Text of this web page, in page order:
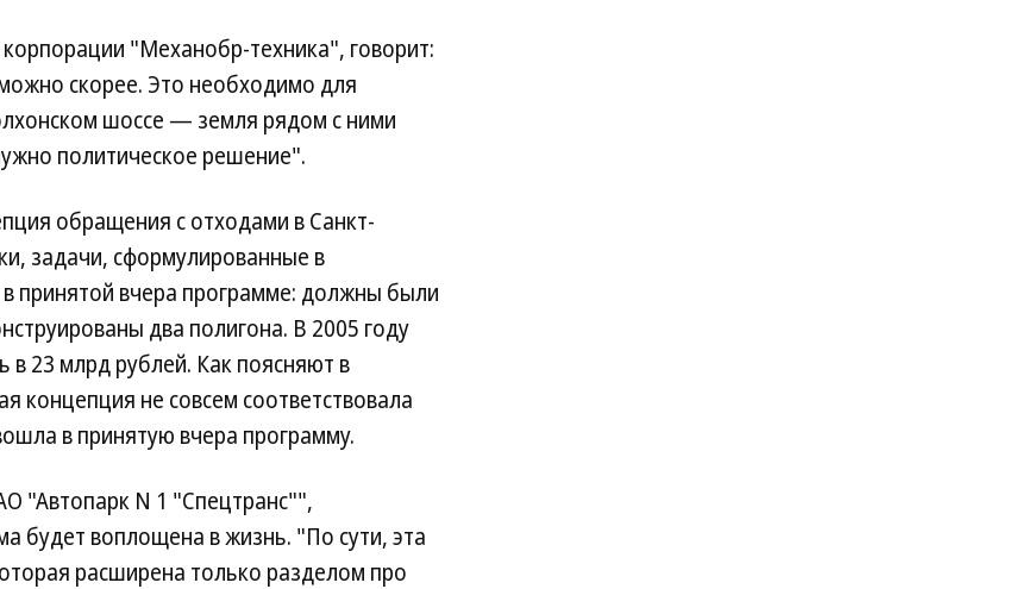
"Механобр-техника", говорит:
скорее. Это необходимо для
шоссе — земля рядом с ними
политическое решение".
обращения с отходами в Санкт-
задачи, сформулированные в
принятой вчера программе: должны были
два полигона. В 2005 году
в 23 млрд рублей. Как поясняют в
концепция не совсем соответствовала
в принятую вчера программу.
"Автопарк N 1 "Спецтранс"",
будет воплощена в жизнь. "По сути, эта
расширена только разделом про